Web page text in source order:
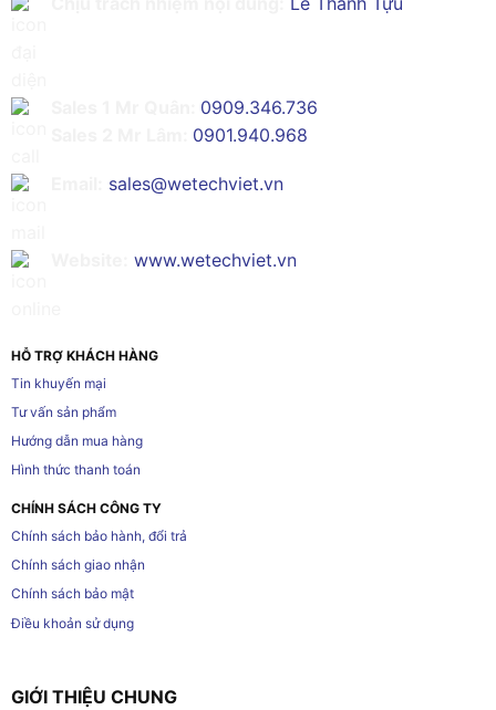
0909.346.736
0901.940.968
sales@wetechviet.vn
www.wetechviet.vn
HỖ TRỢ KHÁCH HÀNG
Tin khuyến mại
Tư vấn sản phẩm
Hướng dẫn mua hàng
Hình thức thanh toán
CHÍNH SÁCH CÔNG TY
Chính sách bảo hành, đổi trả
Chính sách giao nhận
Chính sách bảo mật
Điều khoản sử dụng
GIỚI THIỆU CHUNG